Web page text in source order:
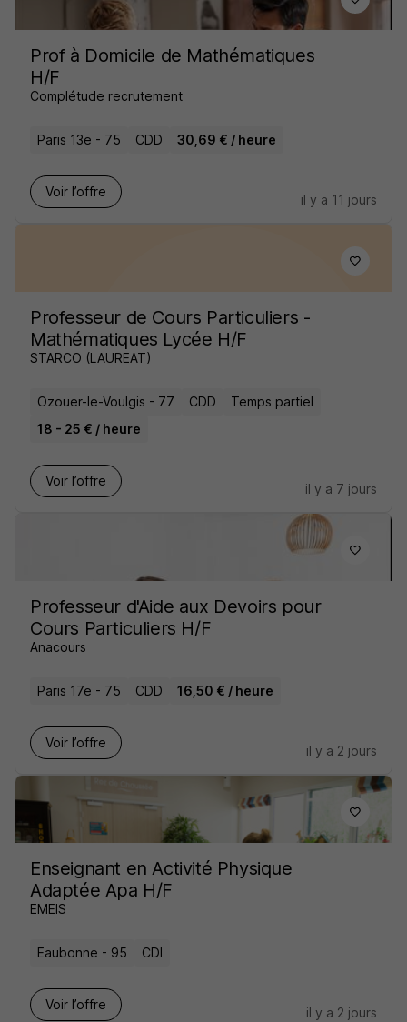
Prof à Domicile de Mathématiques
H/F
Complétude recrutement
Paris 13e - 75 CDD 30,69 € / heure
Voir l’offre
il y a 11 jours
Professeur de Cours Particuliers -
Mathématiques Lycée H/F
STARCO (LAUREAT)
Ozouer-le-Voulgis - 77 CDD
Temps partiel
18 - 25 € / heure
Voir l’offre
il y a 7 jours
Professeur d'Aide aux Devoirs pour
Cours Particuliers H/F
Anacours
Paris 17e - 75 CDD 16,50 € / heure
Voir l’offre
il y a 2 jours
Enseignant en Activité Physique
Adaptée Apa H/F
EMEIS
Eaubonne - 95 CDI
Voir l’offre
il y a 2 jours